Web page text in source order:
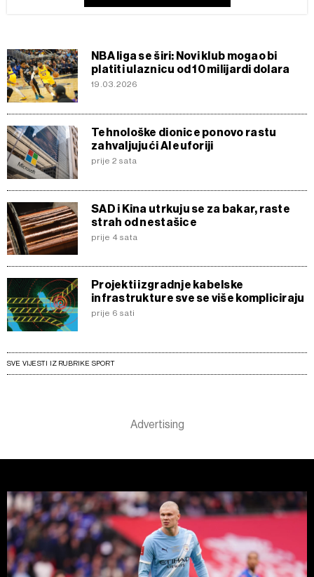
NBA liga se širi: Novi klub mogao bi
platiti ulaznicu od 10 milijardi dolara
19.03.2026
Tehnološke dionice ponovo rastu
zahvaljujući AI euforiji
prije 2 sata
SAD i Kina utrkuju se za bakar, raste
strah od nestašice
prije 4 sata
Projekti izgradnje kabelske
infrastrukture sve se više kompliciraju
prije 6 sati
SVE VIJESTI IZ RUBRIKE SPORT